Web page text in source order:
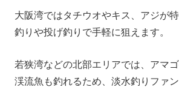
大阪湾ではタチウオやキス、アジが
釣りや投げ釣りで手軽に狙えます。
若狭湾などの北部エリアでは、アマ
渓流魚も釣れるため、淡水釣りファ